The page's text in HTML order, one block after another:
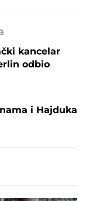
kancelar
odbio
i Hajduka